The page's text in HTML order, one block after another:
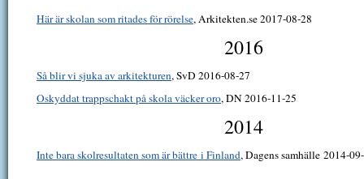
Här är skolan som ritades för rörelse, Arkitekten.se 2017-08-28
2016
Så blir vi sjuka av arkitekturen, SvD 2016-08-27
Oskyddat trappschakt på skola väcker oro, DN 2016-11-25
2014
Inte bara skolresultaten som är bättre i Finland, Dagens samhälle 2014-